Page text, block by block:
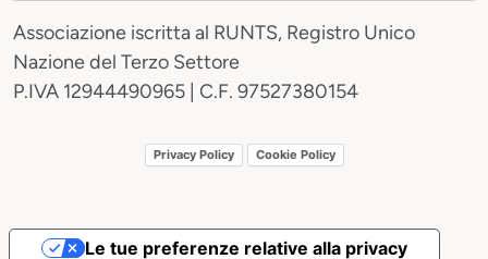
Associazione iscritta al RUNTS, Registro Unico
Nazione del Terzo Settore
P.IVA 12944490965 | C.F. 97527380154
Privacy Policy Cookie Policy
Le tue preferenze relative alla privacy